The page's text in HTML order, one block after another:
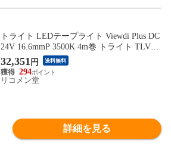
トライト LEDテープライト Viewdi Plus DC
24V 16.6mmP 3500K 4m巻 トライト TLVD3
5216.6P4 工事 照明用品 作業灯 照明用品 照
明器具【送料無料】
32,351 円 送料無料
294
リコメン堂
詳細を見る